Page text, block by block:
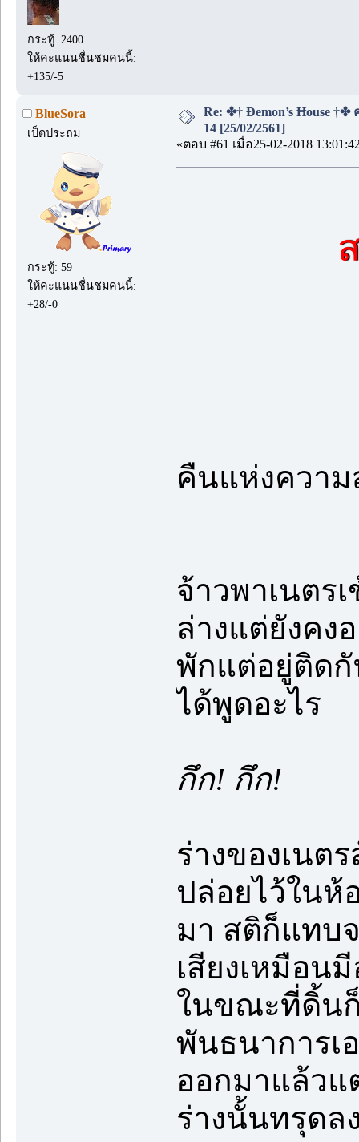
กระทู้: 2400
ให้คะแนนชื่นชมคนนี้:
+135/-5
BlueSora
เป็ดประถม
กระทู้: 59
ให้คะแนนชื่นชมคนนี้:
+28/-0
Re: ✤† Đemon’s Ħouse
14 [25/02/2561]
«ตอบ #61 เมื่อ25-02-2018
คืนแห่งความ
จ้าวพาเนตร
ล่างแต่ยังคง
พักแต่อยู่ติดกั
ได้พูดอะไร
กึก! กึก!
ร่างของเนต
ปล่อยไว้ในห้
มา สติก็แทบ
เสียงเหมือน
ในขณะที่ดิ้นก็
พันธนาการเ
ออกมาแล้วแ
ร่างนั้นทรุดล